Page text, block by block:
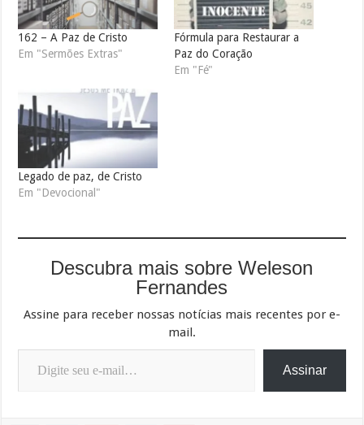
162 – A Paz de Cristo
Em "Sermões Extras"
Fórmula para Restaurar a
Paz do Coração
Em "Fé"
Legado de paz, de Cristo
Em "Devocional"
Descubra mais sobre Weleson
Fernandes
Assine para receber nossas notícias mais recentes por e-
mail.
Digite seu e-mail…
Assinar